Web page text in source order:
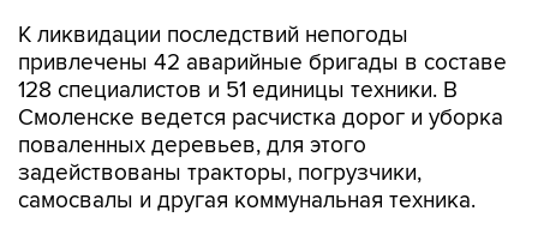
К ликвидации последствий непогоды
привлечены 42 аварийные бригады в составе
128 специалистов и 51 единицы техники. В
Смоленске ведется расчистка дорог и уборка
поваленных деревьев, для этого
задействованы тракторы, погрузчики,
самосвалы и другая коммунальная техника.